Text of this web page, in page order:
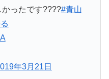
ったです????#青山
年3月21日